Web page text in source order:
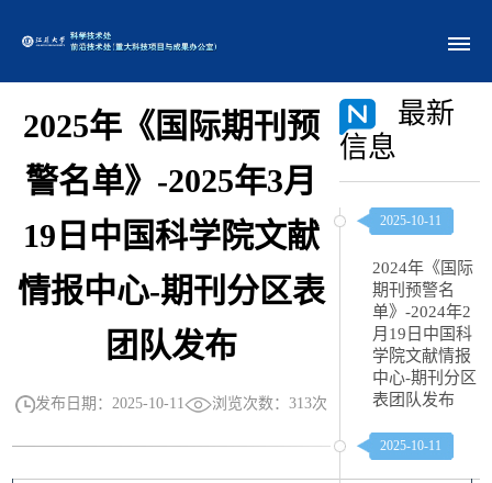
部门概况
2025年《国际期刊预
警名单》-2025年3月
19日中国科学院文献
情报中心-期刊分区表
团队发布
发布日期：2025-10-11 浏览次数： 313次
最新
信息
2025-10-11
2024年《国际
期刊预警名
单》-2024年2
月19日中国科
学院文献情报
中心-期刊分区
表团队发布
2025-10-11